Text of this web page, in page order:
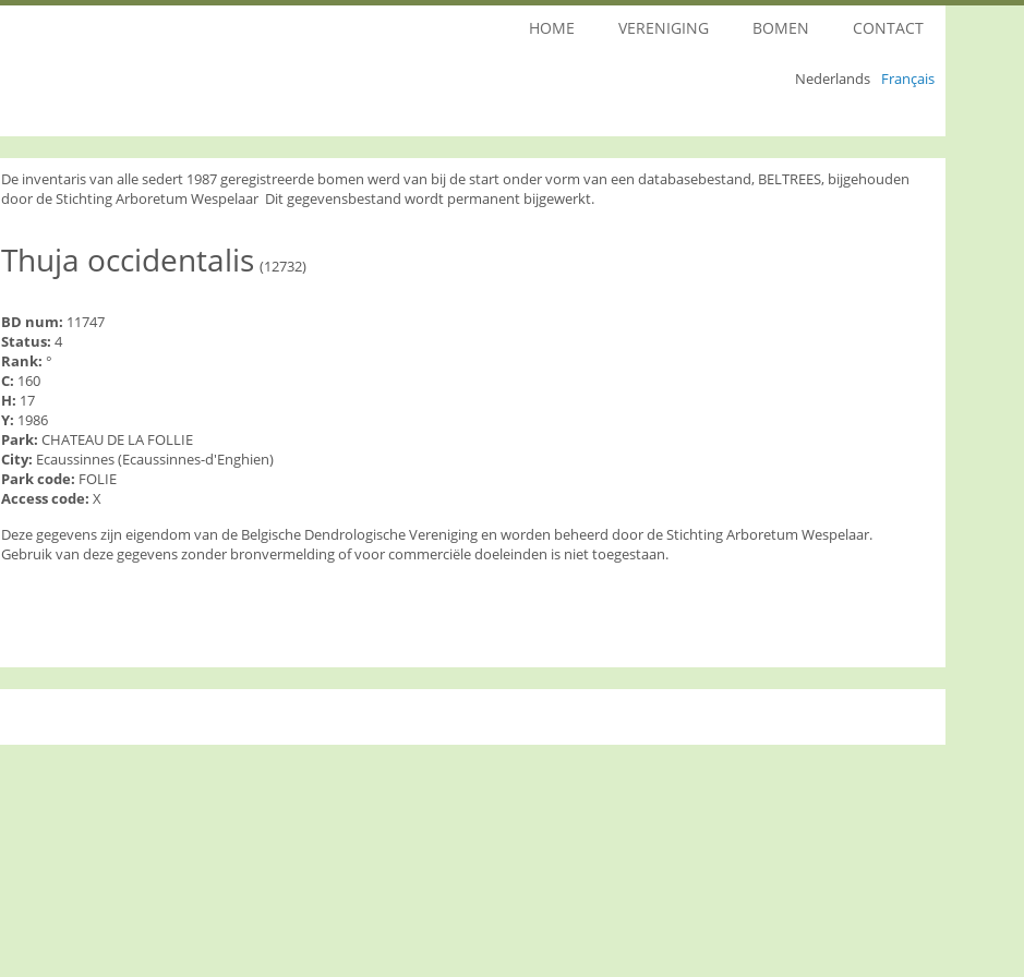
Nederlands Français
HOME VERENIGING BOMEN CONTACT
De inventaris van alle sedert 1987 geregistreerde bomen werd van bij de start onder vorm van een databasebestand, BELTREES, bijgehouden
door de Stichting Arboretum Wespelaar Dit gegevensbestand wordt permanent bijgewerkt.
Thuja occidentalis (12732)
BD num: 11747
Status: 4
Rank: °
C: 160
H: 17
Y: 1986
Park: CHATEAU DE LA FOLLIE
City: Ecaussinnes (Ecaussinnes-d'Enghien)
Park code: FOLIE
Access code: X
Deze gegevens zijn eigendom van de Belgische Dendrologische Vereniging en worden beheerd door de Stichting Arboretum Wespelaar.
Gebruik van deze gegevens zonder bronvermelding of voor commerciële doeleinden is niet toegestaan.